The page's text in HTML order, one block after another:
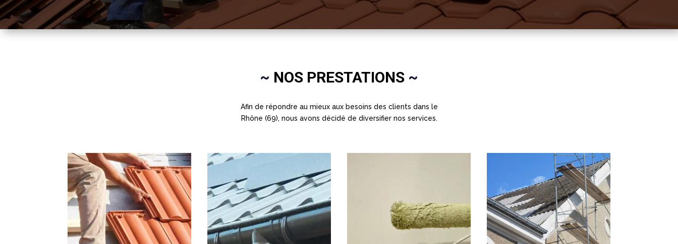
~ NOS PRESTATIONS ~
Afin de répondre au mieux aux besoins des clients dans le
Rhône (69), nous avons décidé de diversifier nos services.